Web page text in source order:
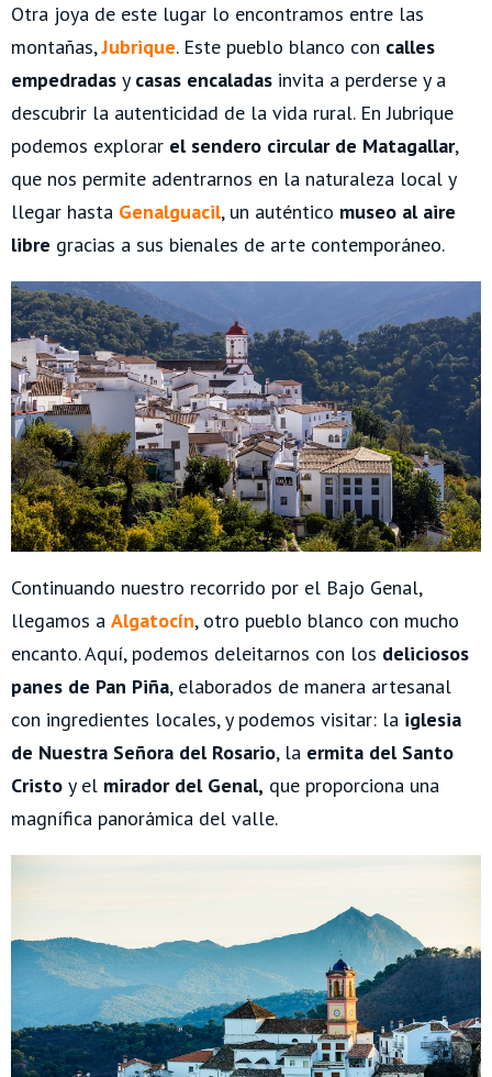
Otra joya de este lugar lo encontramos entre las
montañas,Jubrique. Este pueblo blanco con calles
empedradas y casas encaladas invita a perderse y a
descubrir la autenticidad de la vida rural. En Jubrique
podemos explorar el sendero circular de Matagallar,
que nos permite adentrarnos en la naturaleza local y
llegar hasta Genalguacil, un auténtico museo al aire
libre gracias a sus bienales de arte contemporáneo.
Continuando nuestro recorrido por el Bajo Genal,
llegamos a Algatocín, otro pueblo blanco con mucho
encanto. Aquí, podemos deleitarnos con los deliciosos
panes de Pan Piña, elaborados de manera artesanal
con ingredientes locales, y podemos visitar: la iglesia
de Nuestra Señora del Rosario, la ermita del Santo
Cristo y el mirador del Genal, que proporciona una
magnífica panorámica del valle.